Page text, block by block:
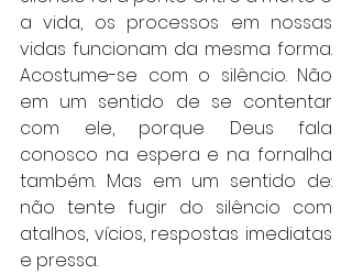
a vida, os processos em nossas
vidas funcionam da mesma forma.
Acostume-se com o silêncio. Não
em um sentido de se contentar
com ele, porque Deus fala
conosco na espera e na fornalha
também. Mas em um sentido de:
não tente fugir do silêncio com
atalhos, vícios, respostas imediatas
e pressa.